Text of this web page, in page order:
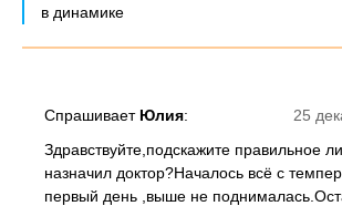
в динамике
25
Спрашивает Юлия:
Здравствуйте,подскажите правильное
назначил доктор?Началось всё с
первый день ,выше не